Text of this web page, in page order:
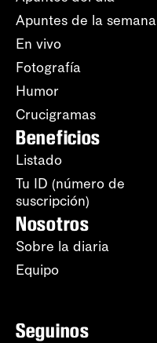
Apuntes de la semana
En vivo
Fotografía
Humor
Crucigramas
Beneficios
Listado
Tu ID (número de
suscripción)
Nosotros
Sobre la diaria
Equipo
Seguinos